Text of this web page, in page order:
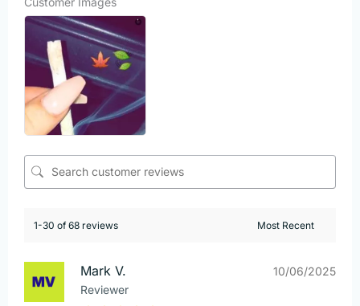
1-30 of 68 reviews
Mark V.
Reviewer
10/06/2025